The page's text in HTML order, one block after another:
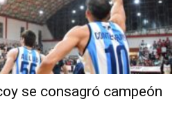
se consagró campeón